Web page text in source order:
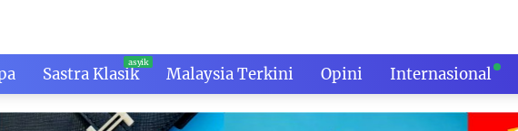
Sastra Klasik Malaysia Terkini Opini Internasional